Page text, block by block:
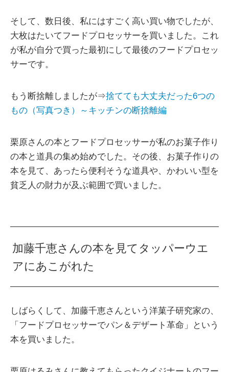
そして、数日後、私にはすごく高い買い物でしたが、
大枚はたいてフードプロセッサーを買いました。これ
が私が自分で買った最初にして最後のフードプロセッ
サーです。
もう断捨離しましたが⇒捨てても大丈夫だった6つの
もの（写真つき）～キッチンの断捨離編
栗原さんの本とフードプロセッサーが私のお菓子作り
の本と道具の集め始めでした。その後、お菓子作りの
本を見て、あったら便利そうな道具や、かわいい型を
貧乏人の財力が及ぶ範囲で買いました。
加藤千恵さんの本を見てタッパーウエ
アにあこがれた
しばらくして、加藤千恵さんという洋菓子研究家の、
「フードプロセッサーでパン＆デザート革命」という
本を買いました。